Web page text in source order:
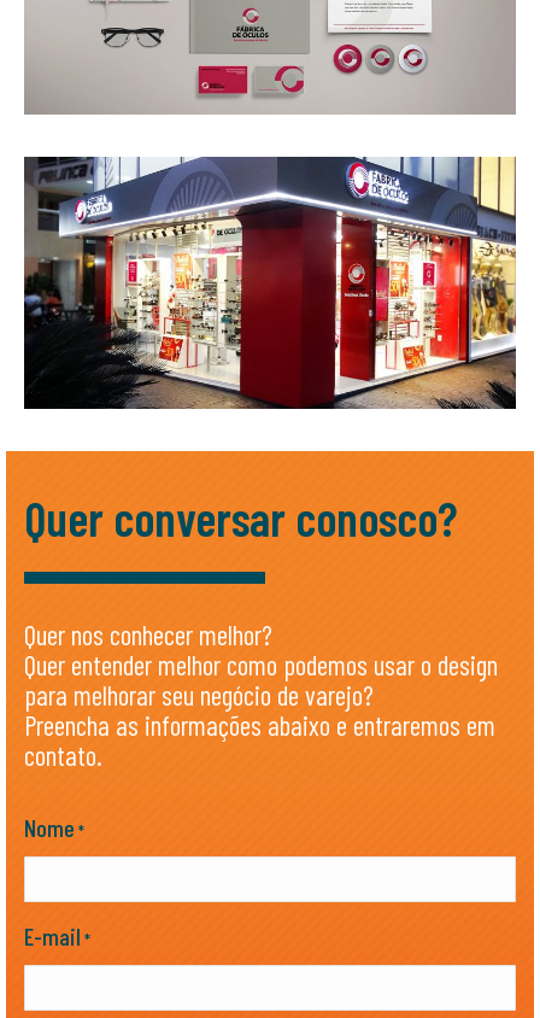
Quer conversar conosco?
Quer nos conhecer melhor?
Quer entender melhor como podemos usar o design
para melhorar seu negócio de varejo?
Preencha as informações abaixo e entraremos em
contato.
Nome *
E-mail *